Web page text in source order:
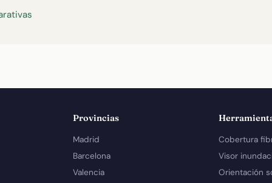
Provincias
Madrid
Barcelona
Valencia
Cobertura
Visor
Orientación